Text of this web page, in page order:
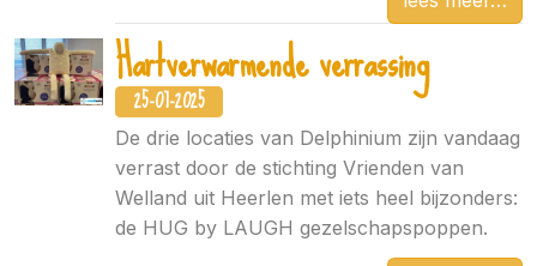
Hartverwarmende verrassing
25-07-2025
De drie locaties van Delphinium zijn vandaag
verrast door de stichting Vrienden van
Welland uit Heerlen met iets heel bijzonders:
de HUG by LAUGH gezelschapspoppen.